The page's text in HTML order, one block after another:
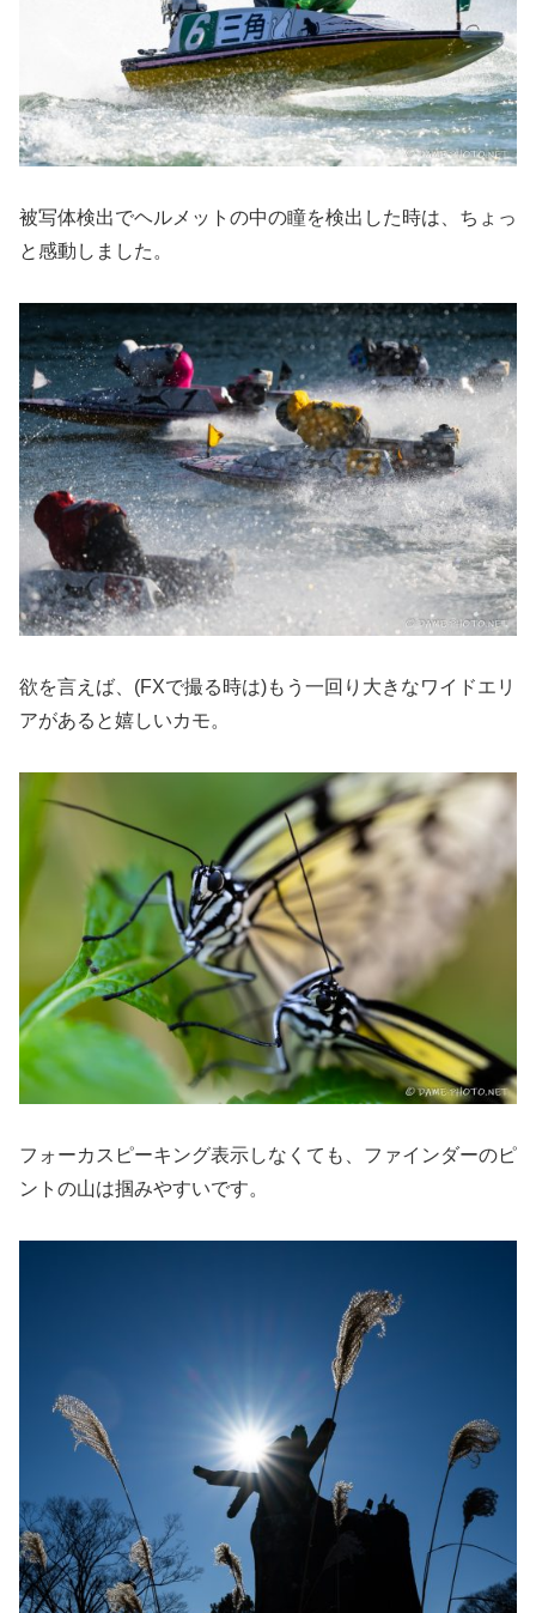
被写体検出でヘルメットの中の瞳を検出した時は、ちょっ
と感動しました。
欲を言えば、(FXで撮る時は)もう一回り大きなワイドエリ
アがあると嬉しいカモ。
フォーカスピーキング表示しなくても、ファインダーのピ
ントの山は掴みやすいです。